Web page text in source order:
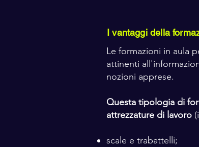
I vantaggi della
Le formazioni in aula
attinenti
nozioni apprese.
Questa tipologia di
attrezzature di lavoro
scale e trabattelli;